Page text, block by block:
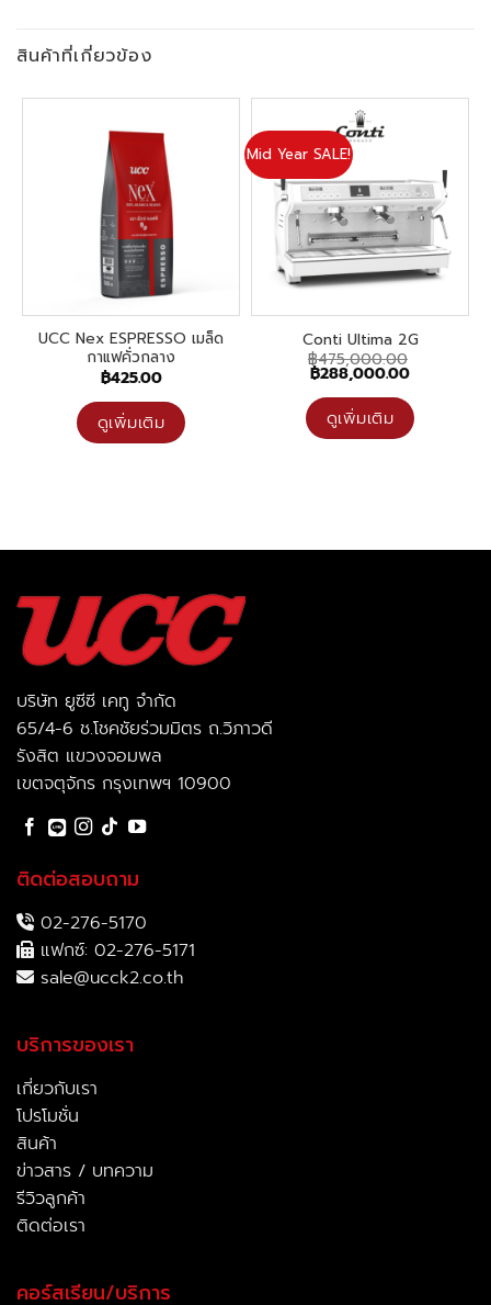
สินค้าที่เกี่ยวข้อง
UCC Nex ESPRESSO เมล็ด
กาแฟคั่วกลาง
฿425.00
ดูเพิ่มเติม
Mid Year SALE!
Conti Ultima 2G
฿475,000.00
Original
price
was:
฿475,000.00.
฿288,000.00Current
is:
฿
ดูเพิ่มเติม
บริษัท ยูซีซี เคทู จำกัด
65/4-6 ช.โชคชัยร่วมมิตร ถ.วิภาวดี
รังสิต แขวงจอมพล
เขตจตุจักร กรุงเทพฯ 10900
ติดต่อสอบถาม
02-276-5170
แฟกซ์: 02-276-5171
sale@ucck2.co.th
บริการของเรา
เกี่ยวกับเรา
โปรโมชั่น
สินค้า
ข่าวสาร / บทความ
รีวิวลูกค้า
ติดต่อเรา
คอร์สเรียน/บริการ